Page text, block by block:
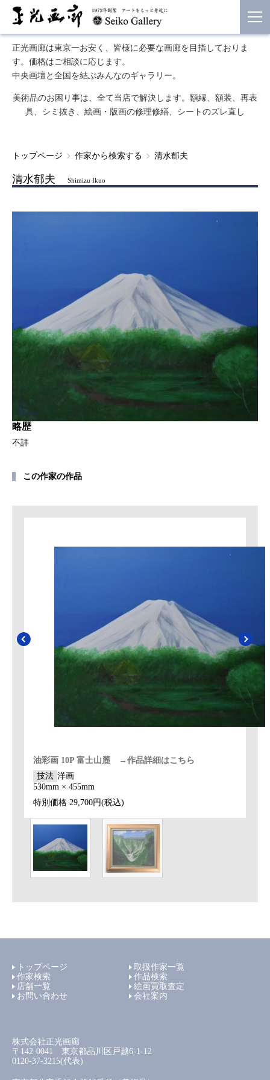
正光画廊は東京一お安く、皆様に必要な画廊を目指しておりま
す。価格はご相談に応じます。
中央画壇と全国を結ぶみんなのギャラリー。
美術品のお困り事は、全て当店で解決します。額縁、額装、再表
具、シミ抜き、絵画・版画の修理修繕、シートのズレ直し
トップページ 作家から検索する 清水郁夫
清水郁夫 Shimizu Ikuo
略歴
不詳
この作家の作品
油彩画 10P 富士山麓 →作品詳細はこちら
技法 洋画
530mm × 455mm
特別価格 29,700円(税込)
トップページ
取扱作家一覧
作家検索
作品検索
店舗一覧
絵画買取査定
お問い合わせ
会社案内
株式会社正光画廊
〒142-0041 東京都品川区戸越6-1-12
0120-37-3215(代表)